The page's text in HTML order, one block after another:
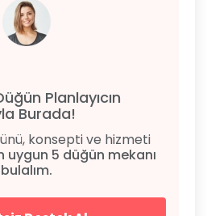
Planlayıcın
Burada!
konsepti ve hizmeti
uygun 5 düğün mekanı
bulalım.